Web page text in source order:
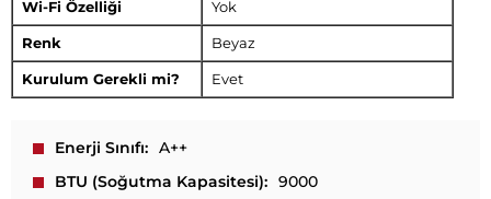
Wi-Fi Özelliği Yok
Renk Beyaz
Kurulum Gerekli mi? Evet
Enerji Sınıfı
A++
BTU (Soğutma Kapasitesi)
9000